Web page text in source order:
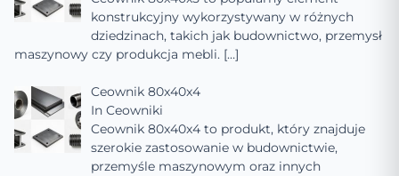
konstrukcyjny wykorzystywany w różnych
dziedzinach, takich jak budownictwo, przemysł
maszynowy czy produkcja mebli. […]
Ceownik 80x40x4
In Ceowniki
Ceownik 80x40x4 to produkt, który znajduje
szerokie zastosowanie w budownictwie,
przemyśle maszynowym oraz innych